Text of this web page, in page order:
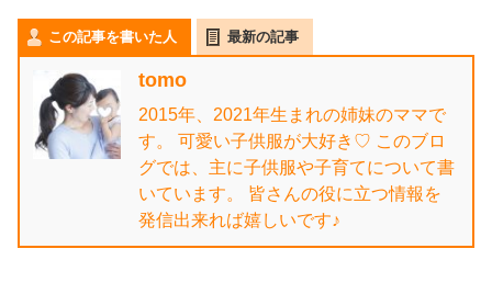
この記事を書いた人 最新の記事
tomo
2015年、2021年生まれの姉妹のママで
す。 可愛い子供服が大好き♡ このブロ
グでは、主に子供服や子育てについて書
いています。 皆さんの役に立つ情報を
発信出来れば嬉しいです♪